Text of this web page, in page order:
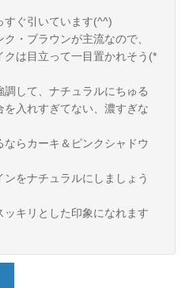
すぐ引いています(^^)
・ブラウンが主流なので、
クは目立って一目置かれそう(*
して、ナチュラルにちゅる
を入れすぎてない、濃すぎな
らカーキ＆ピンクシャドウ
をナチュラルにしましょう
キリとした印象になれます